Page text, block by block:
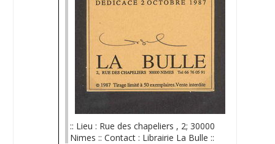
:: Lieu : Rue des chapeliers , 2; 30000
Nimes :: Contact : Librairie La Bulle ::